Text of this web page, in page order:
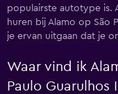
populairste autotype is.
huren bij Alamo op São
je ervan uitgaan dat je
Waar vind ik
Paulo Guarulhos